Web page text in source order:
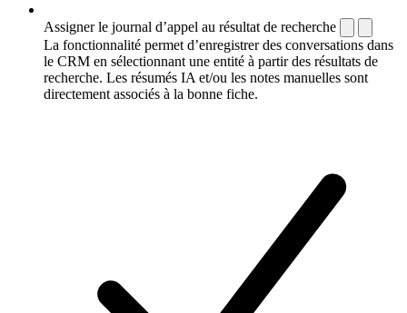
Assigner le journal d’appel au résultat de recherche
La fonctionnalité permet d’enregistrer des conversations dans
le CRM en sélectionnant une entité à partir des résultats de
recherche. Les résumés IA et/ou les notes manuelles sont
directement associés à la bonne fiche.